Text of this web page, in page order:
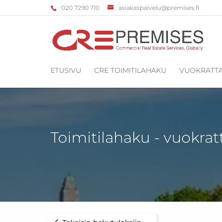
‌020 7290 710 asiakaspalvelu@premises.fi
ETUSIVU CRE TOIMITILAHAKU
Toimitilahaku -